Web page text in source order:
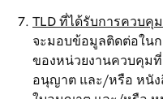
TLD ที่ได้รับการควบคุ
จะมอบข้อมูลติดต่อในก
ของหน่วยงานควบคุม
อนุญาต และ/หรือ หนัง